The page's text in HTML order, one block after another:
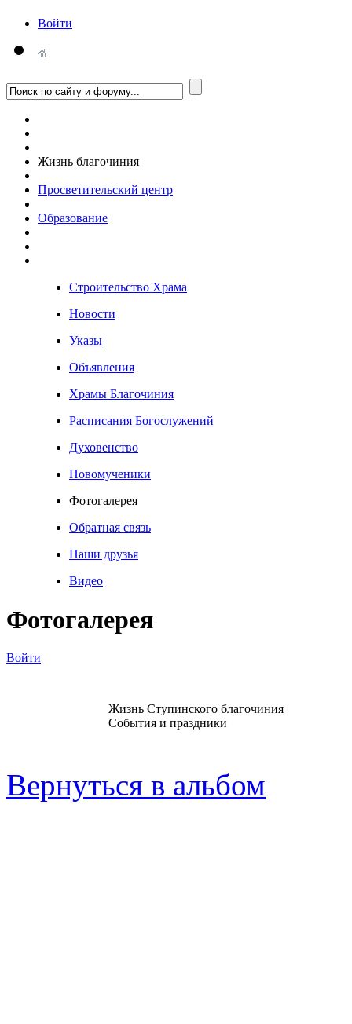
Войти
Жизнь благочиния
Просветительский центр
Образование
Строительство Храма
Новости
Указы
Объявления
Храмы Благочиния
Расписания Богослужений
Духовенство
Новомученики
Фотогалерея
Обратная связь
Наши друзья
Видео
Фотогалерея
Войти
Жизнь Ступинского благочиния
События и праздники
Вернуться в альбом